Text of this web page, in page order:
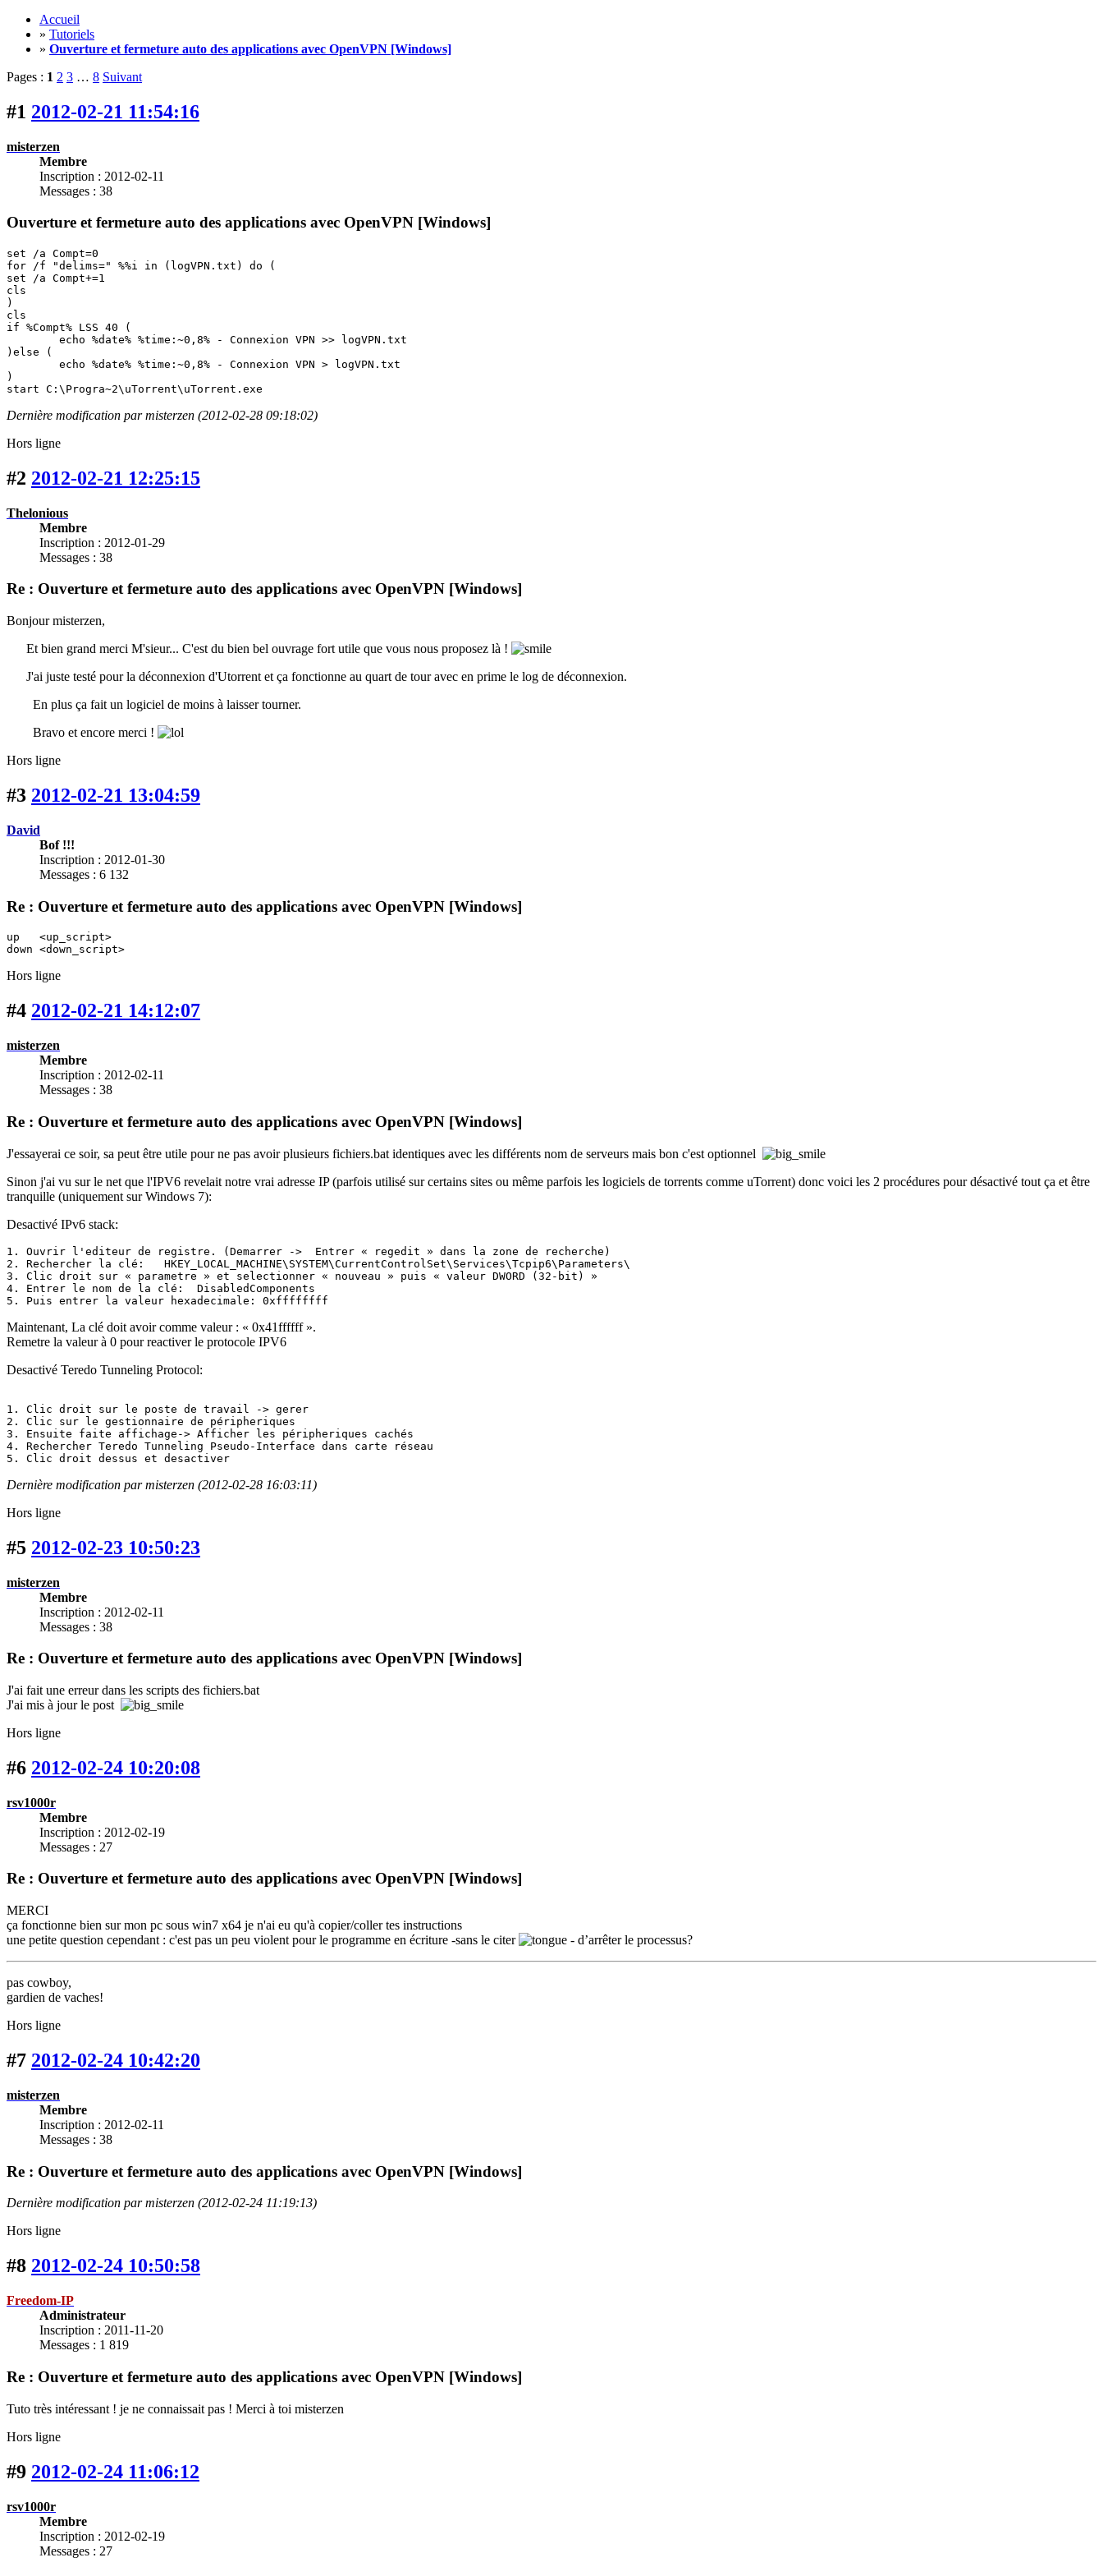
Accueil
» Tutoriels
» Ouverture et fermeture auto des applications avec OpenVPN [Windows]
Pages : 1 2 3 … 8 Suivant
#1 2012-02-21 11:54:16
misterzen
Membre
Inscription : 2012-02-11
Messages : 38
Ouverture et fermeture auto des applications avec OpenVPN [Windows]
set /a Compt=0
for /f "delims=" %%i in (logVPN.txt) do (
set /a Compt+=1
cls
)
cls
if %Compt% LSS 40 (
)else (
)
start C:\Progra~2\uTorrent\uTorrent.exe
Dernière modification par misterzen (2012-02-28 09:18:02)
Hors ligne
#2 2012-02-21 12:25:15
Thelonious
Membre
Inscription : 2012-01-29
Messages : 38
Re : Ouverture et fermeture auto des applications avec OpenVPN [Windows]
Bonjour misterzen,
Et bien grand merci M'sieur... C'est du bien bel ouvrage fort utile que vous nous proposez là !
J'ai juste testé pour la déconnexion d'Utorrent et ça fonctionne au quart de tour avec en prime le log de déconnexion.
En plus ça fait un logiciel de moins à laisser tourner.
Bravo et encore merci !
Hors ligne
#3 2012-02-21 13:04:59
David
Bof !!!
Inscription : 2012-01-30
Messages : 6 132
Re : Ouverture et fermeture auto des applications avec OpenVPN [Windows]
up   <up_script>
down <down_script>
Hors ligne
#4 2012-02-21 14:12:07
misterzen
Membre
Inscription : 2012-02-11
Messages : 38
Re : Ouverture et fermeture auto des applications avec OpenVPN [Windows]
J'essayerai ce soir, sa peut être utile pour ne pas avoir plusieurs fichiers.bat identiques avec les différents nom de serveurs mais bon c'est optionnel
Sinon j'ai vu sur le net que l'IPV6 revelait notre vrai adresse IP (parfois utilisé sur certains sites ou même parfois les logiciels de torrents comme uTorrent) donc voici les 2 procédures pour désactivé tout ça et être
tranquille (uniquement sur Windows 7):
Desactivé IPv6 stack:
1. Ouvrir l'editeur de registre. (Demarrer ->  Entrer « regedit » dans la zone de recherche)
2. Rechercher la clé:   HKEY_LOCAL_MACHINE\SYSTEM\CurrentControlSet\Services\Tcpip6\Parameters\
3. Clic droit sur « parametre » et selectionner « nouveau » puis « valeur DWORD (32-bit) »
4. Entrer le nom de la clé:  DisabledComponents
5. Puis entrer la valeur hexadecimale: 0xffffffff
Maintenant, La clé doit avoir comme valeur : « 0x41ffffff ».
Remetre la valeur à 0 pour reactiver le protocole IPV6
Desactivé Teredo Tunneling Protocol:
1. Clic droit sur le poste de travail -> gerer
2. Clic sur le gestionnaire de péripheriques
3. Ensuite faite affichage-> Afficher les péripheriques cachés
4. Rechercher Teredo Tunneling Pseudo-Interface dans carte réseau
5. Clic droit dessus et desactiver
Dernière modification par misterzen (2012-02-28 16:03:11)
Hors ligne
#5 2012-02-23 10:50:23
misterzen
Membre
Inscription : 2012-02-11
Messages : 38
Re : Ouverture et fermeture auto des applications avec OpenVPN [Windows]
J'ai fait une erreur dans les scripts des fichiers.bat
J'ai mis à jour le post
Hors ligne
#6 2012-02-24 10:20:08
rsv1000r
Membre
Inscription : 2012-02-19
Messages : 27
Re : Ouverture et fermeture auto des applications avec OpenVPN [Windows]
MERCI
ça fonctionne bien sur mon pc sous win7 x64 je n'ai eu qu'à copier/coller tes instructions
une petite question cependant : c'est pas un peu violent pour le programme en écriture -sans le citer
- d’arrêter le processus?
pas cowboy,
gardien de vaches!
Hors ligne
#7 2012-02-24 10:42:20
misterzen
Membre
Inscription : 2012-02-11
Messages : 38
Re : Ouverture et fermeture auto des applications avec OpenVPN [Windows]
Dernière modification par misterzen (2012-02-24 11:19:13)
Hors ligne
#8 2012-02-24 10:50:58
Freedom-IP
Administrateur
Inscription : 2011-11-20
Messages : 1 819
Re : Ouverture et fermeture auto des applications avec OpenVPN [Windows]
Tuto très intéressant ! je ne connaissait pas ! Merci à toi misterzen
Hors ligne
#9 2012-02-24 11:06:12
rsv1000r
Membre
Inscription : 2012-02-19
Messages : 27